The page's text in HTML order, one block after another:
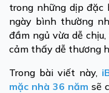
trong những dịp đặc
ngày bình thường
đầm ngủ vừa dễ
cảm thấy dễ thương
Trong bài viết này,
mặc nhà 36 năm sẽ